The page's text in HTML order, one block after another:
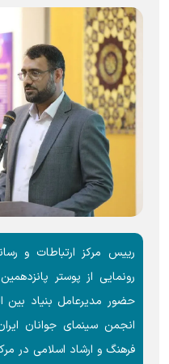
رییس مرکز ارتباطات و
رونمایی از پوستر
حضور مدیرعامل بنیاد بین
انجمن سینمای جوانان
فرهنگ و ارشاد اسلامی در